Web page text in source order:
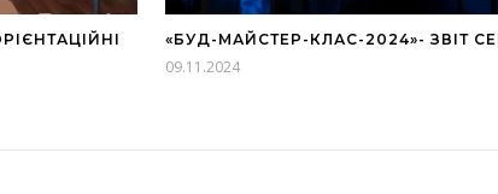
«БУД-МАЙСТЕР-КЛАС-2024»- ЗВІТ
09.11.2024